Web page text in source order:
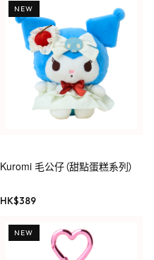
NEW
Kuromi 毛公仔（甜點蛋糕系列）
HK$389
NEW